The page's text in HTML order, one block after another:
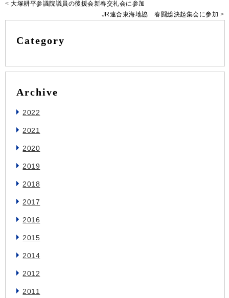
< 大塚耕平参議院議員の後援会新春交礼会に参加
JR連合東海地協 春闘総決起集会に参加 >
Category
Archive
2022
2021
2020
2019
2018
2017
2016
2015
2014
2012
2011